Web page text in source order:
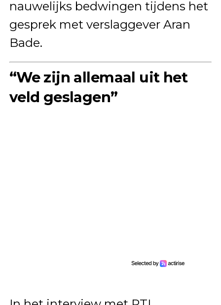
nauwelijks bedwingen tijdens het
gesprek met verslaggever Aran
Bade.
“We zijn allemaal uit het
veld geslagen”